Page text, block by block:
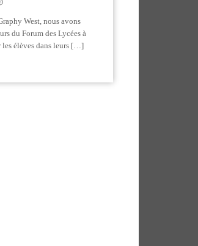
West, nous avons
du Forum des Lycées à
les élèves dans leurs […]